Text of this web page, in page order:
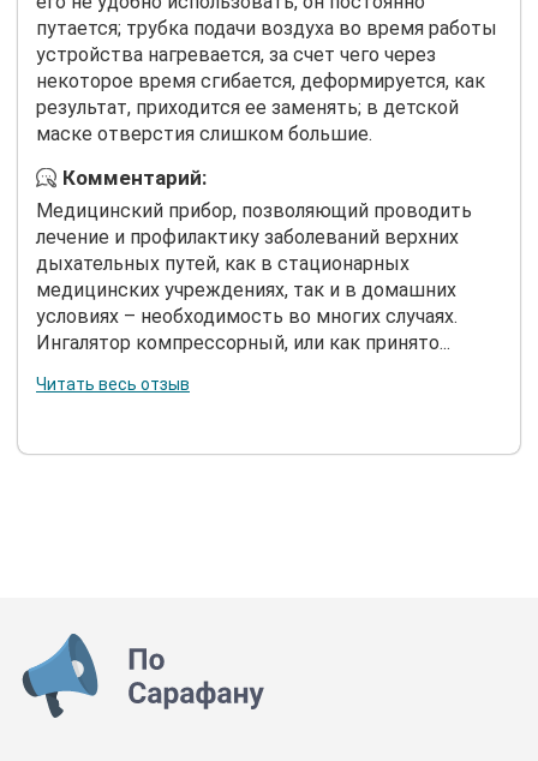
путается; трубка подачи воздуха во время работы
устройства нагревается, за счет чего через
некоторое время сгибается, деформируется, как
результат, приходится ее заменять; в детской
маске отверстия слишком большие.
Комментарий:
Медицинский прибор, позволяющий проводить
лечение и профилактику заболеваний верхних
дыхательных путей, как в стационарных
медицинских учреждениях, так и в домашних
условиях – необходимость во многих случаях.
Ингалятор компрессорный, или как принято...
Читать весь отзыв